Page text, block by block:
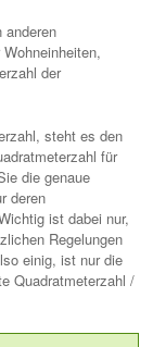
anderen
der
steht es den
für
die genaue
deren
ist dabei nur,
Regelungen
einig, ist nur die
Quadratmeterzahl /